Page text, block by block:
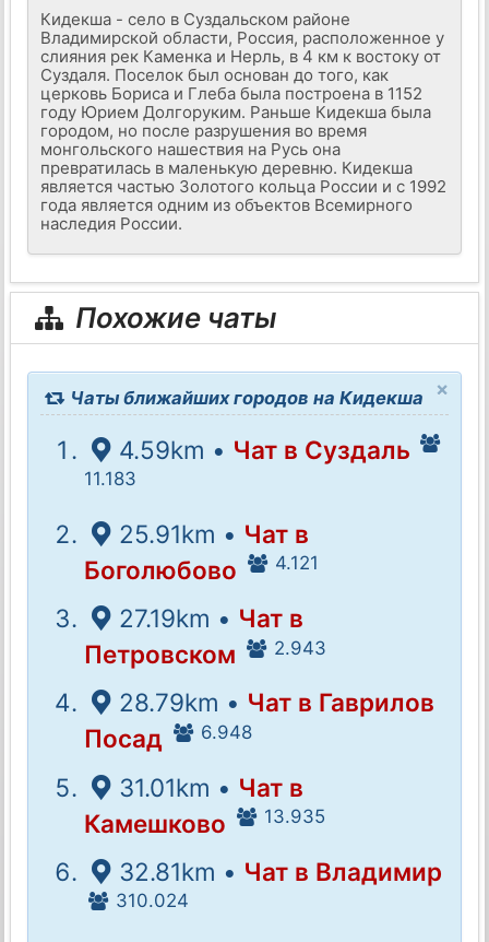
Кидекша - село в Суздальском районе
Владимирской области, Россия, расположенное у
слияния рек Каменка и Нерль, в 4 км к востоку от
Суздаля. Поселок был основан до того, как
церковь Бориса и Глеба была построена в 1152
году Юрием Долгоруким. Раньше Кидекша была
городом, но после разрушения во время
монгольского нашествия на Русь она
превратилась в маленькую деревню. Кидекша
является частью Золотого кольца России и с 1992
года является одним из объектов Всемирного
наследия России.
Похожие чаты
×
Чаты ближайших городов на Кидекша
4.59km • Чат в Суздаль
11.183
25.91km • Чат в
Боголюбово
4.121
27.19km • Чат в
Петровском
2.943
28.79km • Чат в Гаврилов
Посад
6.948
31.01km • Чат в
Камешково
13.935
32.81km • Чат в Владимир
310.024